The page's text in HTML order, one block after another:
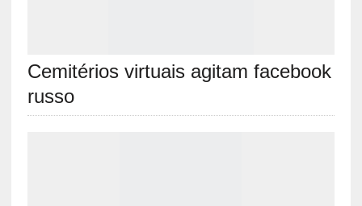
Cemitérios virtuais agitam facebook
russo